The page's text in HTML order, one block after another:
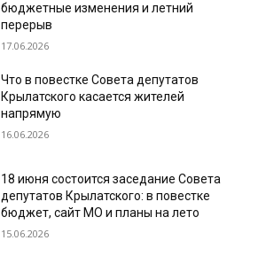
бюджетные изменения и летний
перерыв
17.06.2026
Что в повестке Совета депутатов
Крылатского касается жителей
напрямую
16.06.2026
18 июня состоится заседание Совета
депутатов Крылатского: в повестке
бюджет, сайт МО и планы на лето
15.06.2026